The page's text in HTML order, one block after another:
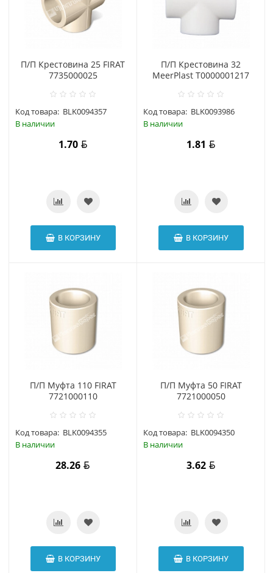
П/П Крестовина 25 FIRAT
7735000025
Код товара: BLK0094357
В наличии
1.70
В КОРЗИНУ
П/П Крестовина 32
MeerPlast Т0000001217
Код товара: BLK0093986
В наличии
1.81
В КОРЗИНУ
П/П Муфта 110 FIRAT
7721000110
Код товара: BLK0094355
В наличии
28.26
В КОРЗИНУ
П/П Муфта 50 FIRAT
7721000050
Код товара: BLK0094350
В наличии
3.62
В КОРЗИНУ